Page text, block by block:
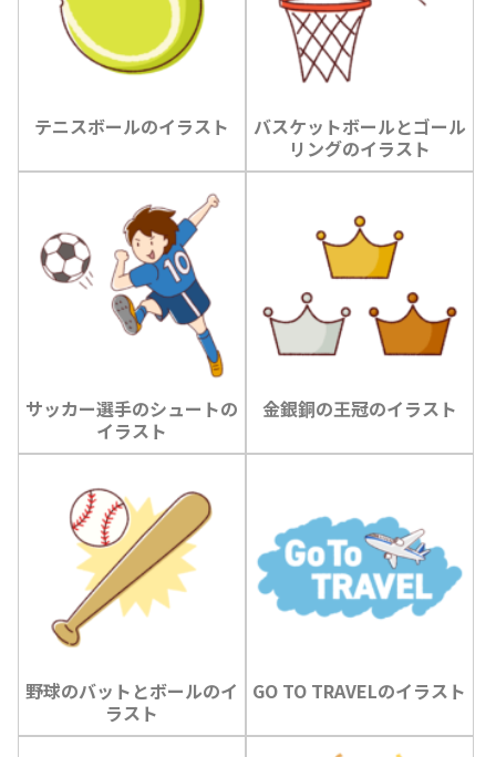
テニスボールのイラスト
バスケットボールとゴール
リングのイラスト
サッカー選手のシュートの
イラスト
金銀銅の王冠のイラスト
野球のバットとボールのイ
ラスト
GO TO TRAVELのイラスト